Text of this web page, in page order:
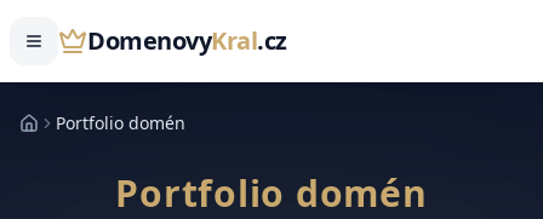
DomenovyKral.cz
Portfolio domén
Portfolio domén